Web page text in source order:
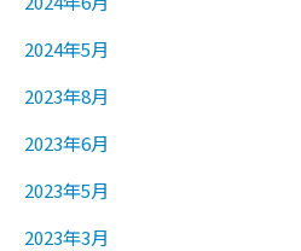
2024年5月
2023年8月
2023年6月
2023年5月
2023年3月